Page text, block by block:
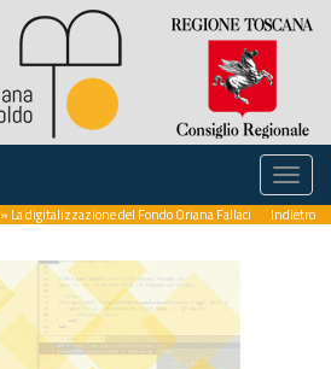
» La digitalizzazione del Fondo Oriana Fallaci Indietro